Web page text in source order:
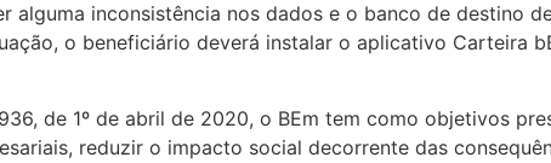
alguma inconsistência nos dados e o banco de destino
o beneficiário deverá instalar o aplicativo Carteira
de 1º de abril de 2020, o BEm tem como objetivos
reduzir o impacto social decorrente das